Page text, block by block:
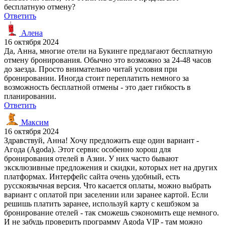
бесплатную отмену?
Ответить
Алена
16 октября 2024
Да, Анна, многие отели на Букинге предлагают бесплатную
отмену бронирования. Обычно это возможно за 24-48 часов
до заезда. Просто внимательно читай условия при
бронировании. Иногда стоит переплатить немного за
возможность бесплатной отмены - это дает гибкость в
планировании.
Ответить
Максим
16 октября 2024
Здравствуй, Анна! Хочу предложить еще один вариант -
Агода (Agoda). Этот сервис особенно хорош для
бронирования отелей в Азии. У них часто бывают
эксклюзивные предложения и скидки, которых нет на других
платформах. Интерфейс сайта очень удобный, есть
русскоязычная версия. Что касается оплаты, можно выбрать
вариант с оплатой при заселении или заранее картой. Если
решишь платить заранее, используй карту с кешбэком за
бронирование отелей - так сможешь сэкономить еще немного.
И не забудь проверить программу Agoda VIP - там можно